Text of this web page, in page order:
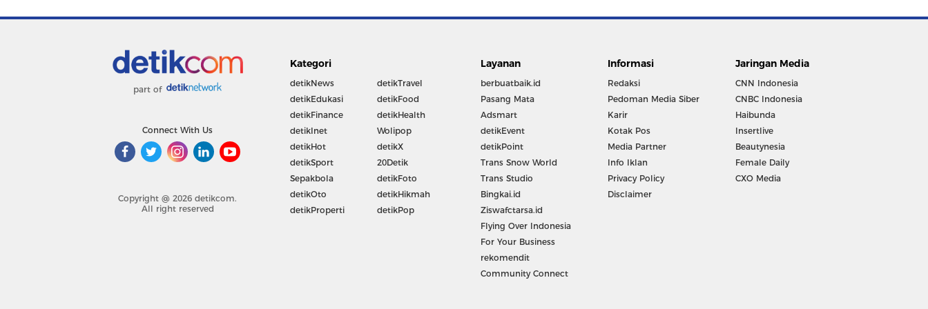
part of
Connect With Us
Copyright @ 2026 detikcom.
All right reserved
Kategori
detikNews
detikEdukasi
detikFinance
detikInet
detikHot
detikSport
Sepakbola
detikOto
detikProperti
detikTravel
detikFood
detikHealth
Wolipop
detikX
20Detik
detikFoto
detikHikmah
detikPop
Layanan
berbuatbaik.id
Pasang Mata
Adsmart
detikEvent
detikPoint
Trans Snow World
Trans Studio
Bingkai.id
Ziswafctarsa.id
Flying Over Indonesia
For Your Business
rekomendit
Community Connect
Informasi
Redaksi
Pedoman Media Siber
Karir
Kotak Pos
Media Partner
Info Iklan
Privacy Policy
Disclaimer
Jaringan Media
CNN Indonesia
CNBC Indonesia
Haibunda
Insertlive
Beautynesia
Female Daily
CXO Media